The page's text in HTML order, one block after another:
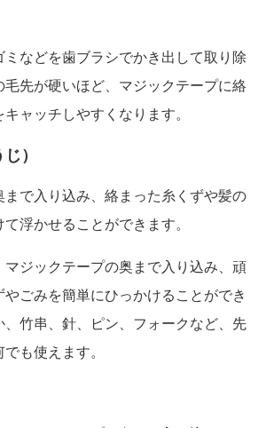
ミなどを歯ブラシでかき出して取り除
毛先が硬いほど、マジックテープに絡
ャッチしやすくなります。
）
まで入り込み、絡まった糸くずや髪の
浮かせることができます。
マジックテープの奥まで入り込み、頑
やごみを簡単にひっかけることができ
、竹串、針、ピン、フォークなど、先
も使えます。